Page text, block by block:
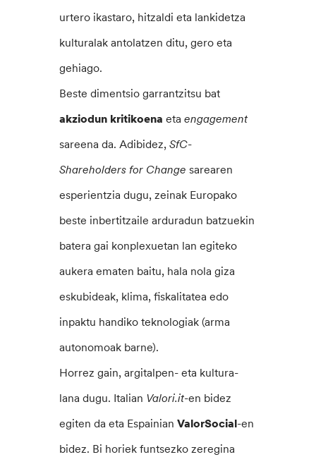
urtero ikastaro, hitzaldi eta lankidetza
kulturalak antolatzen ditu, gero eta
gehiago.
Beste dimentsio garrantzitsu bat
akziodun kritikoena etaengagement
sareena da. Adibidez,SfC-
Shareholders for Change sarearen
esperientzia dugu, zeinak Europako
beste inbertitzaile arduradun batzuekin
batera gai konplexuetan lan egiteko
aukera ematen baitu, hala nola giza
eskubideak, klima, fiskalitatea edo
inpaktu handiko teknologiak (arma
autonomoak barne).
Horrez gain, argitalpen- eta kultura-
lana dugu. Italian Valori.it-en bidez
egiten da eta EspainianValorSocial-en
bidez. Bi horiek funtsezko zeregina